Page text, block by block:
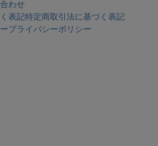
わせ
特定商取引法に基づく表記
プライバシーポリシー